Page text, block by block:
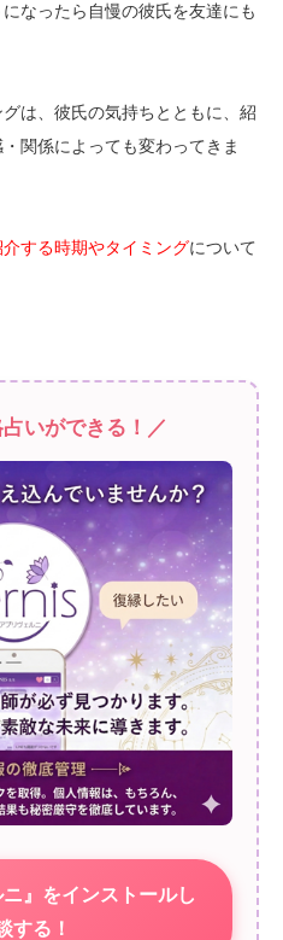
なったら自慢の彼氏を友達にも
は、彼氏の気持ちとともに、紹
関係によっても変わってきま
する時期やタイミングについて
いができる！／
』をインストールし
する！